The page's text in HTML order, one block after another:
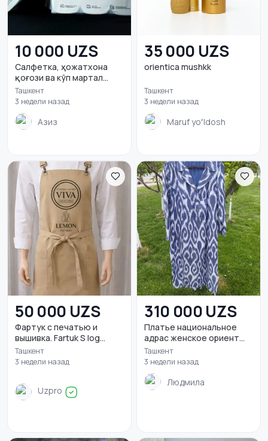
10 000 UZS
Салфетка, ҳожатхона
қоғози ва кўп мартал...
Ташкент
3 недели назад
Азиз
35 000 UZS
orientica mushkk
Ташкент
3 недели назад
Maruf yoʻldosh
50 000 UZS
Фартук с печатью и
вышивка. Fartuk S log...
Ташкент
3 недели назад
Uzpro
310 000 UZS
Платье национальное
адрас женское ориент...
Ташкент
3 недели назад
Людмила